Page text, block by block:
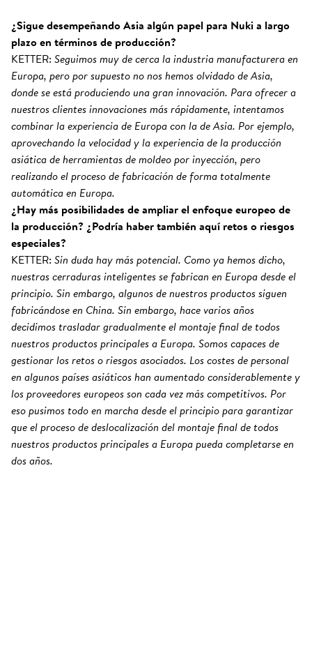
¿Sigue desempeñando Asia algún papel para Nuki a largo
plazo en términos de producción?
KETTER: Seguimos muy de cerca la industria manufacturera en
Europa, pero por supuesto no nos hemos olvidado de Asia,
donde se está produciendo una gran innovación. Para ofrecer a
nuestros clientes innovaciones más rápidamente, intentamos
combinar la experiencia de Europa con la de Asia. Por ejemplo,
aprovechando la velocidad y la experiencia de la producción
asiática de herramientas de moldeo por inyección, pero
realizando el proceso de fabricación de forma totalmente
automática en Europa.
¿Hay más posibilidades de ampliar el enfoque europeo de
la producción? ¿Podría haber también aquí retos o riesgos
especiales?
KETTER: Sin duda hay más potencial. Como ya hemos dicho,
nuestras cerraduras inteligentes se fabrican en Europa desde el
principio. Sin embargo, algunos de nuestros productos siguen
fabricándose en China. Sin embargo, hace varios años
decidimos trasladar gradualmente el montaje final de todos
nuestros productos principales a Europa. Somos capaces de
gestionar los retos o riesgos asociados. Los costes de personal
en algunos países asiáticos han aumentado considerablemente y
los proveedores europeos son cada vez más competitivos. Por
eso pusimos todo en marcha desde el principio para garantizar
que el proceso de deslocalización del montaje final de todos
nuestros productos principales a Europa pueda completarse en
dos años.